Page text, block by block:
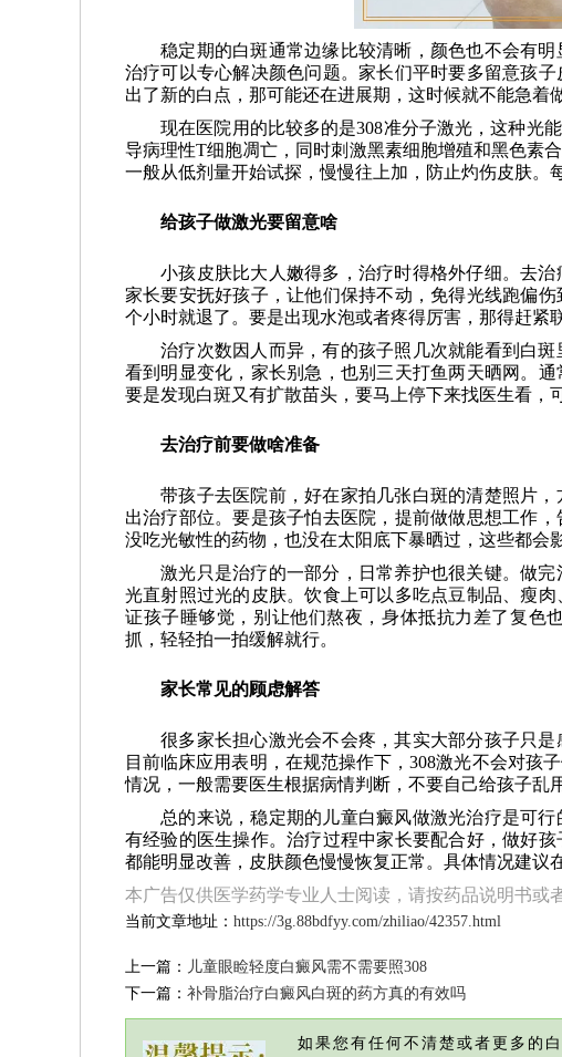
稳定期的白斑通常边缘比较清晰，颜色也不会有
治疗可以专心解决颜色问题。家长们平时要多留意孩
出了新的白点，那可能还在进展期，这时候就不能急着
现在医院用的比较多的是308准分子激光，这种光
导病理性T细胞凋亡，同时刺激黑素细胞增殖和黑色素
一般从低剂量开始试探，慢慢往上加，防止灼伤皮肤。
给孩子做激光要留意啥
小孩皮肤比大人嫩得多，治疗时得格外仔细。去
家长要安抚好孩子，让他们保持不动，免得光线跑偏
个小时就退了。要是出现水泡或者疼得厉害，那得赶紧
治疗次数因人而异，有的孩子照几次就能看到白
看到明显变化，家长别急，也别三天打鱼两天晒网。
要是发现白斑又有扩散苗头，要马上停下来找医生看，
去治疗前要做啥准备
带孩子去医院前，好在家拍几张白斑的清楚照片
出治疗部位。要是孩子怕去医院，提前做做思想工作
没吃光敏性的药物，也没在太阳底下暴晒过，这些都会
激光只是治疗的一部分，日常养护也很关键。做
光直射照过光的皮肤。饮食上可以多吃点豆制品、瘦
证孩子睡够觉，别让他们熬夜，身体抵抗力差了复色
抓，轻轻拍一拍缓解就行。
家长常见的顾虑解答
很多家长担心激光会不会疼，其实大部分孩子只
目前临床应用表明，在规范操作下，308激光不会对孩
情况，一般需要医生根据病情判断，不要自己给孩子乱
总的来说，稳定期的儿童白癜风做激光治疗是可
有经验的医生操作。治疗过程中家长要配合好，做好
都能明显改善，皮肤颜色慢慢恢复正常。具体情况建议
本广告仅供医学药学专业人士阅读，请按药品说明书或
当前文章地址： https://3g.88bdfyy.com/zhiliao/42357.html
上一篇： 儿童眼睑轻度白癜风需不需要照308
下一篇： 补骨脂治疗白癜风白斑的药方真的有效吗
如果您有任何不清楚或者更多的